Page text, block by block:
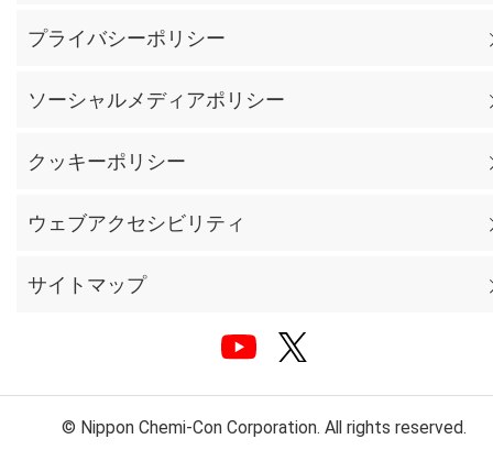
プライバシーポリシー
ソーシャルメディアポリシー
クッキーポリシー
ウェブアクセシビリティ
サイトマップ
© Nippon Chemi-Con Corporation. All rights reserved.